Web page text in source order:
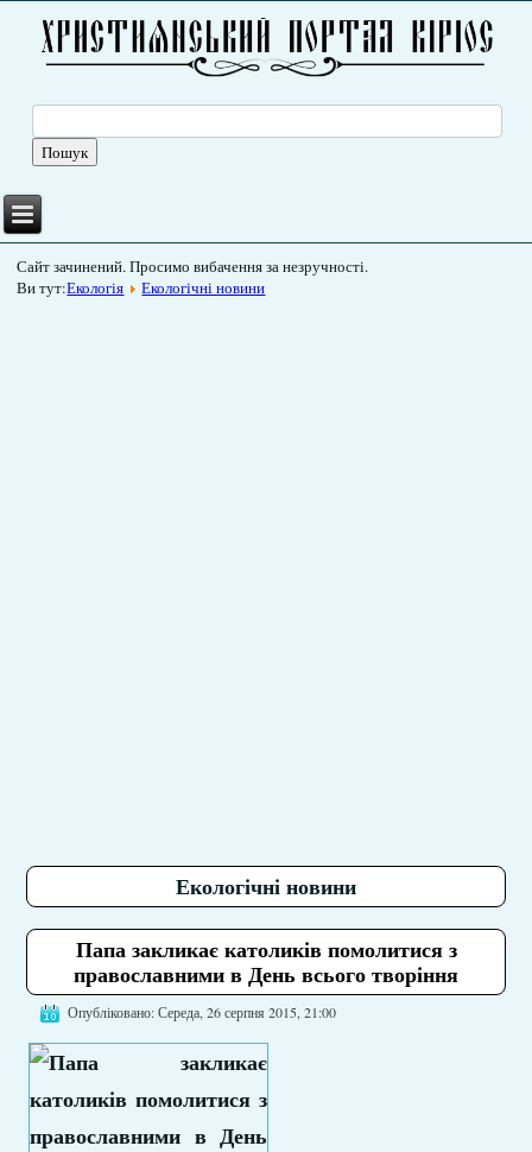
Сайт зачинений. Просимо вибачення за незручності.
Ви тут:Екологія Екологічні новини
Екологічні новини
Папа закликає католиків помолитися з
православними в День всього творіння
Опубліковано: Середа, 26 серпня 2015, 21:00